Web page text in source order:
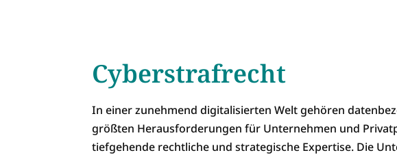
Cyberstrafrecht
In einer zunehmend digitalisierten Welt gehören
größten Herausforderungen für Unternehmen und
tiefgehende rechtliche und strategische Expertise. Die